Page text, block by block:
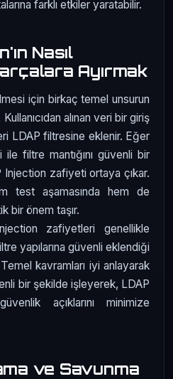
farklı etkiler yaratabilir.
Nasıl
Ayırmak
için birkaç temel unsurun
alınan veri bir giriş
LDAP filtresine eklenir. Eğer
ile filtre mantığını güvenli bir
Injection zafiyeti ortaya çıkar.
test aşamasında hem de
bir önem taşır.
zafiyetleri genellikle
yapılarına güvenli eklendiği
kavramları iyi anlayarak
bir şekilde işleyerek, LDAP
açıklarını minimize
ve Savunma